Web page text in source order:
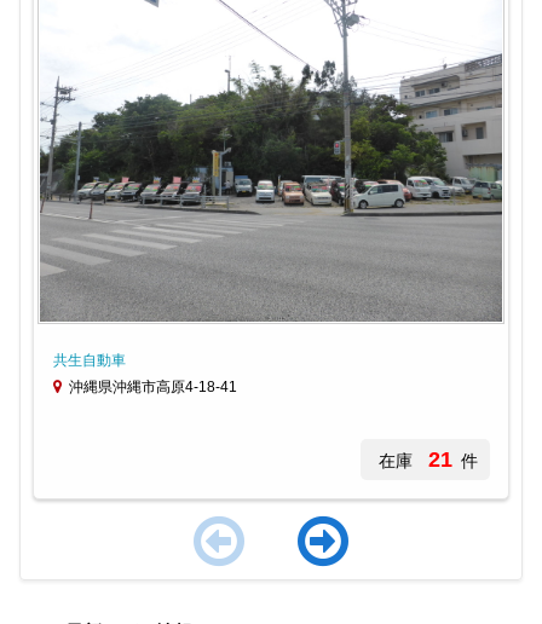
共生自動車
沖縄県沖縄市高原4-18-41
在庫 21 件